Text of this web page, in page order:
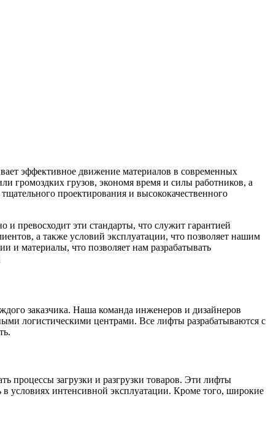
эффективное движение материалов в современных
громоздких грузов, экономя время и силы работников, а
проектирования и высококачественного
превосходит эти стандарты, что служит гарантией
а также условий эксплуатации, что позволяет нашим
материалы, что позволяет нам разрабатывать
заказчика. Наша команда инженеров и дизайнеров
логистическими центрами. Все лифты разрабатываются с
процессы загрузки и разгрузки товаров. Эти лифты
условиях интенсивной эксплуатации. Кроме того, широкие